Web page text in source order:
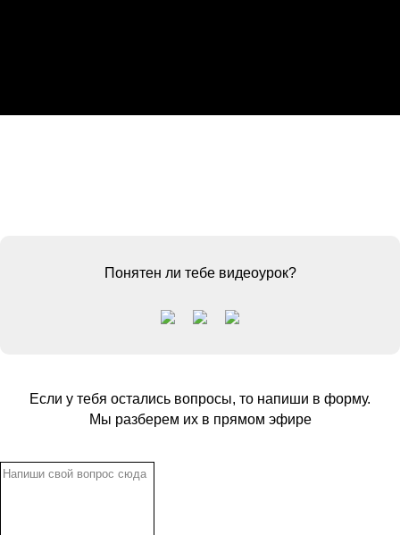
Понятен ли тебе видеоурок?
Если у тебя остались вопросы, то напиши в форму.
Мы разберем их в прямом эфире